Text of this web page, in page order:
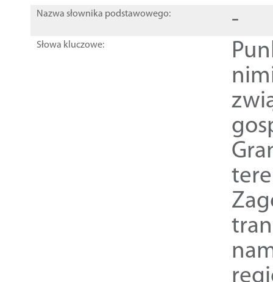
Nazwa słownika podstawowego: -
Słowa kluczowe: